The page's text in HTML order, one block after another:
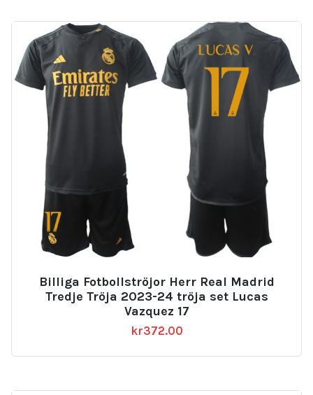
Billiga Fotbollströjor Herr Real Madrid
Tredje Tröja 2023-24 tröja set Lucas
Vazquez 17
kr372.00